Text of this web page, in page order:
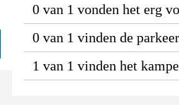
0 van 1 vonden het erg
0 van 1 vinden de
1 van 1 vinden het